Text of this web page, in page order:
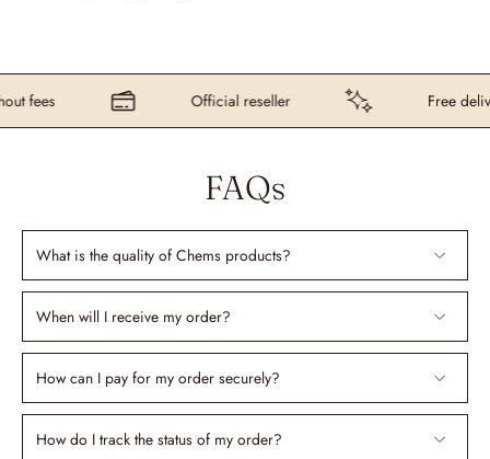
fees Official reseller Free
FAQs
What is the quality of Chems products?
When will I receive my order?
How can I pay for my order securely?
How do I track the status of my order?